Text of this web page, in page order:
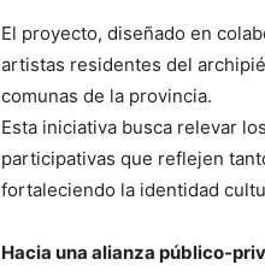
El proyecto, diseñado en
artistas residentes del
comunas de la provincia.
Esta iniciativa busca relevar
participativas que reflejen
fortaleciendo la identidad
Hacia una alianza público-